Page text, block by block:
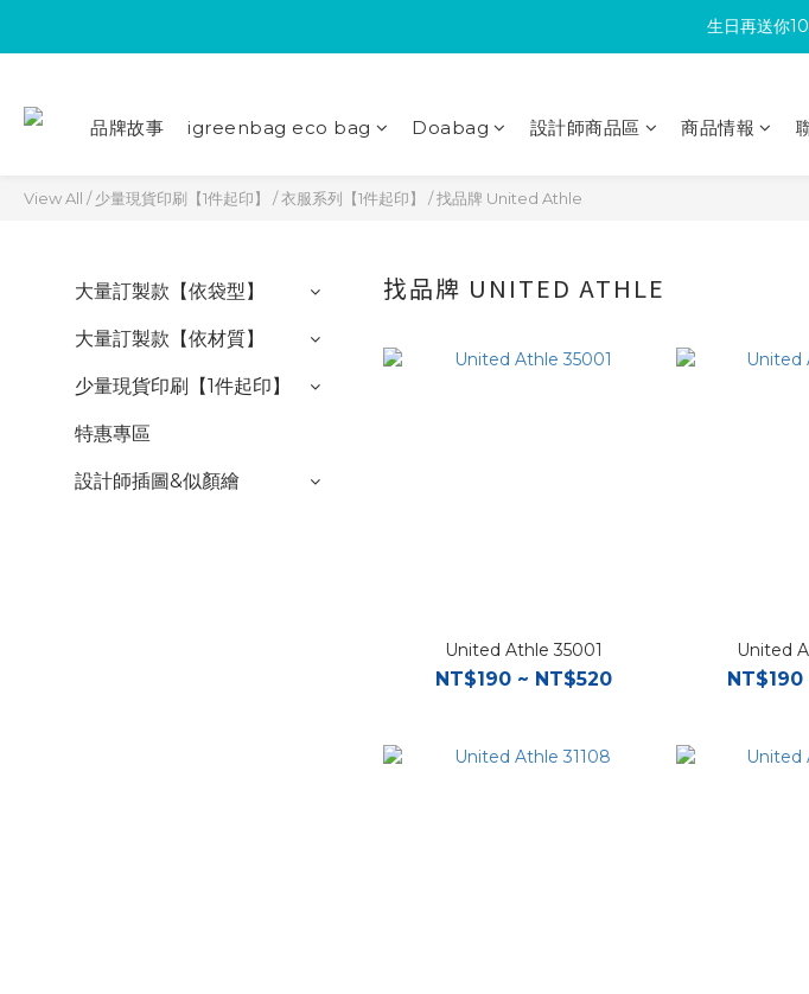
滿300回饋
生日再送你
滿300回饋
品牌故事 igreenbag eco bag Doabag 設計師商品區 商品情報
View All /少量現貨印刷【1件起印】 /衣服系列【1件起印】 /找品牌 United Athle
大量訂製款【依袋型】
大量訂製款【依材質】
少量現貨印刷【1件起印】
特惠專區
設計師插圖&似顏繪
找品牌 UNITED ATHLE
United Athle 35001
NT$190 ~ NT$520
United